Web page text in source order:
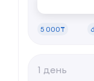
5 000₸
1 день